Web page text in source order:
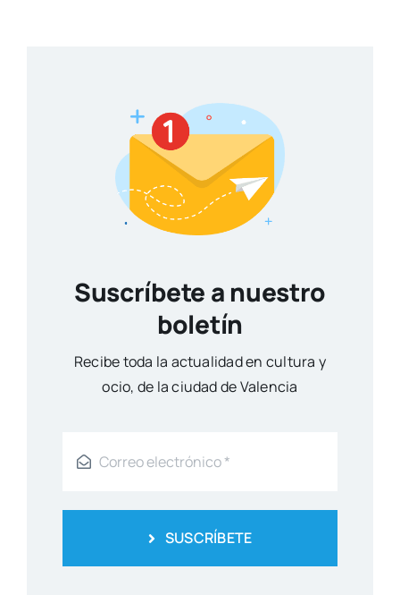
Suscríbete a nuestro
boletín
Reci­be toda la actua­li­dad en cul­tu­ra y
ocio, de la ciu­dad de Valen­cia
SUSCRÍBETE